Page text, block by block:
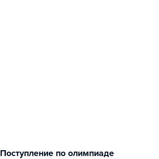
Поступление по олимпиаде